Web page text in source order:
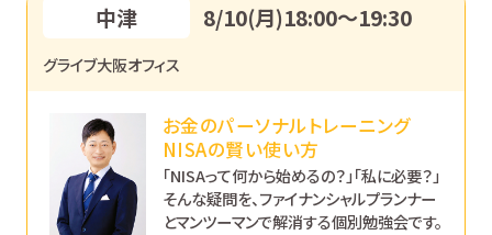
中津 8/10(月)18:00〜19:30
グライブ大阪オフィス
お金のパーソナルトレーニング
NISAの賢い使い方
「NISAって何から始めるの？」「私に必要？」
そんな疑問を、ファイナンシャルプランナー
とマンツーマンで解消する個別勉強会です。